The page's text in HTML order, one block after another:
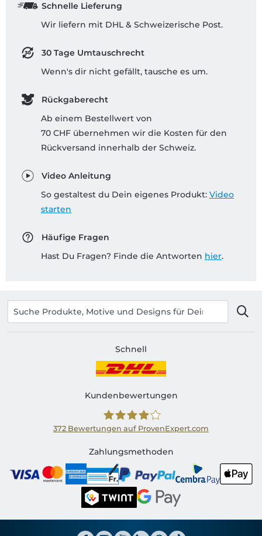
Schnelle Lieferung
Wir liefern mit DHL & Schweizerische Post.
30 Tage Umtauschrecht
Wenn's dir nicht gefällt, tausche es um.
Rückgaberecht
Ab einem Bestellwert von
70 CHF übernehmen wir die Kosten für den
Rückversand innerhalb der Schweiz.
Video Anleitung
So gestaltest du Dein eigenes Produkt: Video
starten
Häufige Fragen
Hast Du Fragen? Finde die Antworten hier.
Schnell
Kundenbewertungen
Shirtinator CH
372 Bewertungen auf ProvenExpert.com
Zahlungsmethoden